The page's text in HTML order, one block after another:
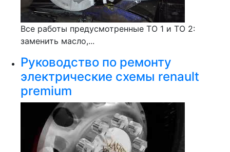
Все работы предусмотренные ТО 1 и ТО 2:
заменить масло,...
Руководство по ремонту
электрические схемы renault
premium